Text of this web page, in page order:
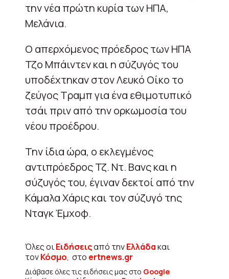
την νέα πρώτη κυρία των ΗΠΑ,
Μελάνια.
Ο απερχόμενος πρόεδρος των ΗΠΑ
Τζο Μπάιντεν και η σύζυγός του
υποδέχτηκαν στον Λευκό Οίκο το
ζεύγος Τραμπ για ένα εθιμοτυπικό
τσάι πριν από την ορκωμοσία του
νέου προέδρου.
Την ίδια ώρα, ο εκλεγμένος
αντιπρόεδρος Τζ. Ντ. Βανς και η
σύζυγός του, έγιναν δεκτοί από την
Κάμαλα Χάρις και τον σύζυγό της
Νταγκ Έμχοφ.
Όλες οιΕιδήσειςαπό τηνΕλλάδακαι
τονΚόσμο, στο ertnews.gr
Διάβασε όλες τις ειδήσεις μας στο Google